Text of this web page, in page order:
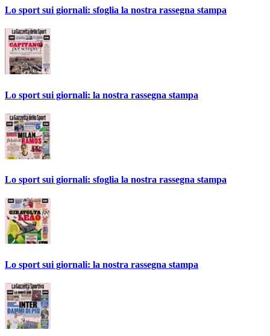
Lo sport sui giornali: sfoglia la nostra rassegna stampa
Lo sport sui giornali: la nostra rassegna stampa
Lo sport sui giornali: sfoglia la nostra rassegna stampa
Lo sport sui giornali: la nostra rassegna stampa